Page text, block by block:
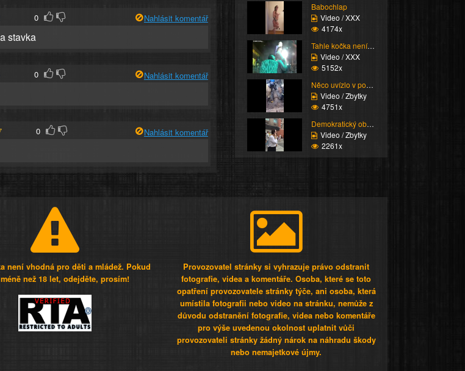
0 Nahlásit komentář
stavka
0 Nahlásit komentář
0 Nahlásit komentář
Babochlap
Video / XXX
4174x
Tahle kočka není vůbec...
Video / XXX
5152x
Něco uvízlo v potrubí
Video / Zbytky
4751x
Demokratický občan...
Video / Zbytky
2261x
není vhodná pro děti a mládež. Pokud
než 18 let, odejděte, prosím!
Provozovatel stránky si vyhrazuje právo odstranit
fotografie, videa a komentáře. Osoba, které se toto
opatření provozovatele stránky týče, ani osoba, která
umístila fotografii nebo video na stránku, nemůže z
důvodu odstranění fotografie, videa nebo komentáře
pro výše uvedenou okolnost uplatnit vůči
provozovateli stránky žádný nárok na náhradu škody
nebo nemajetkové újmy.